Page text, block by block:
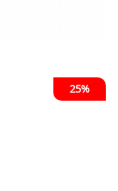
25%